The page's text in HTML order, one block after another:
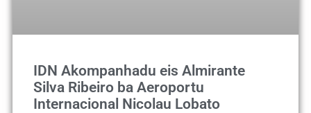
IDN Akompanhadu eis Almirante
Silva Ribeiro ba Aeroportu
Internacional Nicolau Lobato